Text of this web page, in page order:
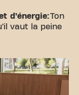
d’énergie:Ton
vaut la peine